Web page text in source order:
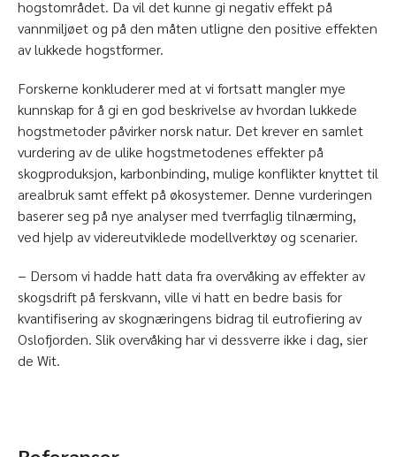
hogstområdet. Da vil det kunne gi negativ effekt på
vannmiljøet og på den måten utligne den positive effekten
av lukkede hogstformer.
Forskerne konkluderer med at vi fortsatt mangler mye
kunnskap for å gi en god beskrivelse av hvordan lukkede
hogstmetoder påvirker norsk natur. Det krever en samlet
vurdering av de ulike hogstmetodenes effekter på
skogproduksjon, karbonbinding, mulige konflikter knyttet til
arealbruk samt effekt på økosystemer. Denne vurderingen
baserer seg på nye analyser med tverrfaglig tilnærming,
ved hjelp av videreutviklede modellverktøy og scenarier.
− Dersom vi hadde hatt data fra overvåking av effekter av
skogsdrift på ferskvann, ville vi hatt en bedre basis for
kvantifisering av skognæringens bidrag til eutrofiering av
Oslofjorden. Slik overvåking har vi dessverre ikke i dag, sier
de Wit.